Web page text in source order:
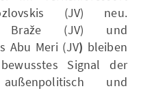
(JV) neu.
Braže (JV) und
Abu Meri (JV) bleiben
Signal der
und